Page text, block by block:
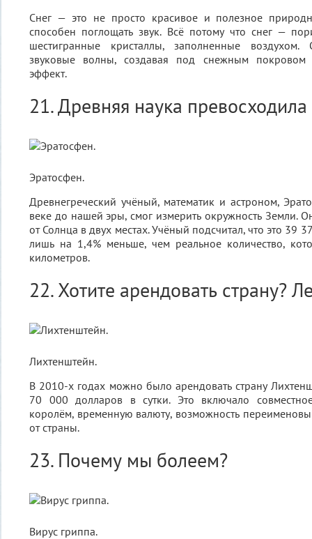
Снег — это не просто красивое и полезное
способен поглощать звук. Всё потому что снег —
шестигранные кристаллы, заполненные
звуковые волны, создавая под снежным покровом
эффект.
21. Древняя наука
Эратосфен.
Древнегреческий учёный, математик и астроном,
веке до нашей эры, смог измерить окружность Земли.
от Солнца в двух местах. Учёный подсчитал, что это 39
лишь на 1,4% меньше, чем реальное количество,
километров.
22. Хотите арендовать страну?
Лихтенштейн.
В 2010-х годах можно было арендовать страну
70 000 долларов в сутки. Это включало
королём, временную валюту, возможность
от страны.
23. Почему мы болеем?
Вирус гриппа.